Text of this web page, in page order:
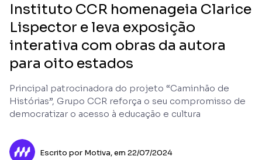
Instituto CCR homenageia Clarice
Lispector e leva exposição
interativa com obras da autora
para oito estados
Principal patrocinadora do projeto “Caminhão de
Histórias”, Grupo CCR reforça o seu compromisso de
democratizar o acesso à educação e cultura
Escrito por Motiva,em 22/07/2024